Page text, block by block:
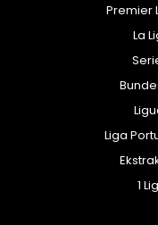
Premier
La
Liga
1